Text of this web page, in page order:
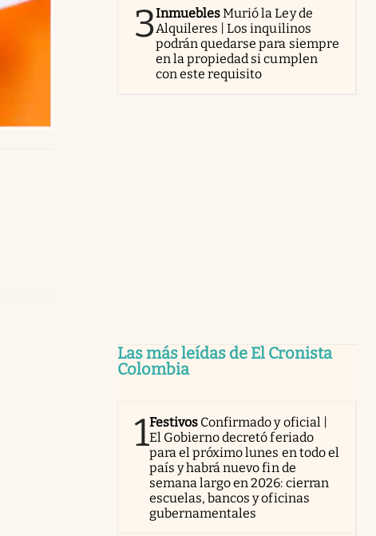
3InmueblesMurió la Ley de
Alquileres | Los inquilinos
podrán quedarse para siempre
en la propiedad si cumplen
con este requisito
Las más leídas de El Cronista
Colombia
1Festivos Confirmado y oficial |
El Gobierno decretó feriado
para el próximo lunes en todo el
país y habrá nuevo fin de
semana largo en 2026: cierran
escuelas, bancos y oficinas
gubernamentales